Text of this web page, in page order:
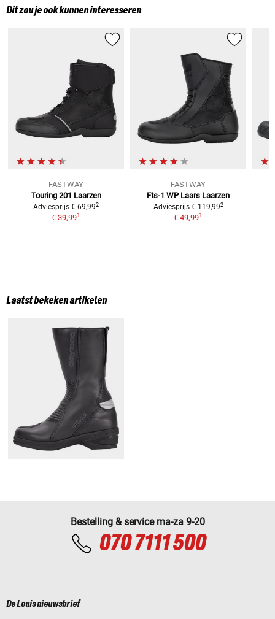
Dit zou je ook kunnen interesseren
FASTWAY
Touring 201 Laarzen
Adviesprijs € 69,992
€ 39,991
FASTWAY
Fts-1 WP Laars Laarzen
Adviesprijs € 119,992
€ 49,991
Laatst bekeken artikelen
Bestelling & service ma-za 9-20
070 7111 500
De Louis nieuwsbrief